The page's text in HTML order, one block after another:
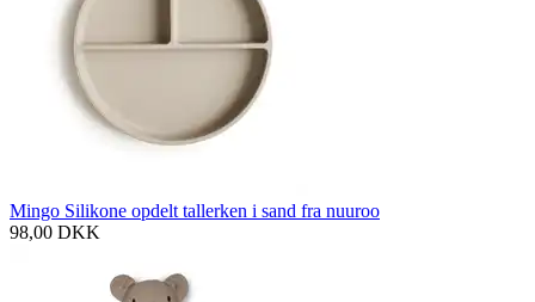
Mingo Silikone opdelt tallerken i sand fra nuuroo
98,00 DKK